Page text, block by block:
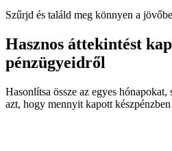
Szűrjd és találd meg könnyen a
Hasznos áttekintést
pénzügyeidről
Hasonlítsa össze az egyes
azt, hogy mennyit kapott